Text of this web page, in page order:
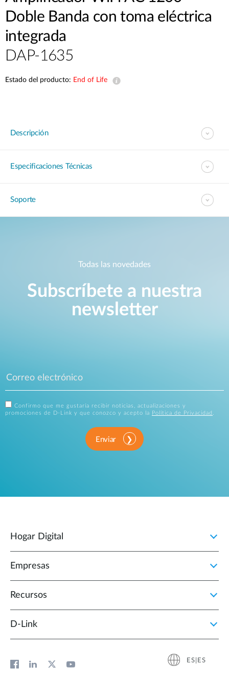
Doble Banda con toma eléctrica
integrada
DAP-1635
Estado del producto: End of Life
Descripción
Especificaciones Técnicas
Soporte
Todas las novedades
Subscríbete a nuestra
newsletter
Confirmo que me gustaría recibir noticias, actualizaciones y
promociones de D-Link y que conozco y acepto la
Política de Privacidad .
Enviar
Hogar Digital
Empresas
Recursos
D‑Link
ES|ES